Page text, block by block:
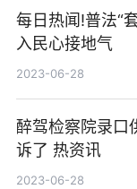
每日热闻!普法“
入民心接地气
2023-06-28
醉驾检察院录口
诉了 热资讯
2023-06-28